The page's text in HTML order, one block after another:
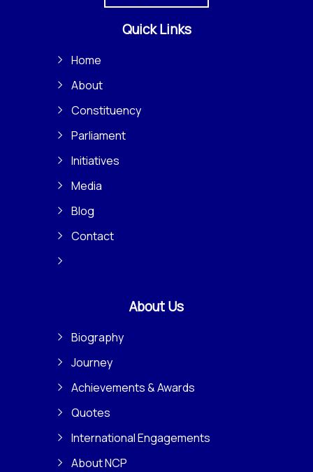
Quick Links
Home
About
Constituency
Parliament
Initiatives
Media
Blog
Contact
About Us
Biography
Journey
Achievements & Awards
Quotes
International Engagements
About NCP